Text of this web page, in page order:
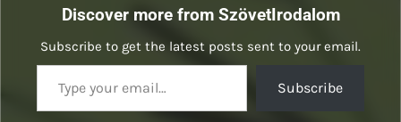
Discover more from SzövetIrodalom
Subscribe to get the latest posts sent to your email.
Type your email…
Subscribe